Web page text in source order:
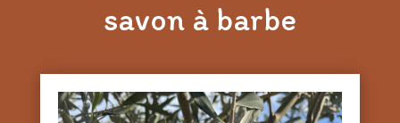
savon à barbe